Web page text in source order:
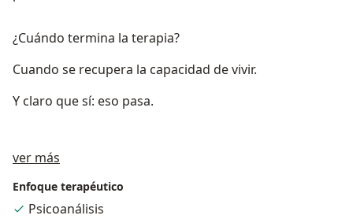
¿Cuándo termina la terapia?
Cuando se recupera la capacidad de vivir.
Y claro que sí: eso pasa.
ver más
Enfoque terapéutico
Psicoanálisis